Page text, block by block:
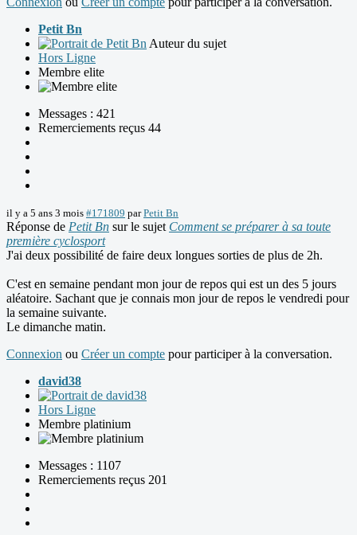
Petit Bn
Auteur du sujet
Hors Ligne
Membre elite
Messages : 421
Remerciements reçus 44
il y a 5 ans 3 mois #171809 parPetit Bn
Réponse de Petit Bn sur le sujet Comment se préparer à sa toute
première cyclosport
J'ai deux possibilité de faire deux longues sorties de plus de 2h.
C'est en semaine pendant mon jour de repos qui est un des 5 jours
aléatoire. Sachant que je connais mon jour de repos le vendredi pour
la semaine suivante.
Le dimanche matin.
Connexion ou Créer un compte pour participer à la conversation.
david38
Hors Ligne
Membre platinium
Messages : 1107
Remerciements reçus 201